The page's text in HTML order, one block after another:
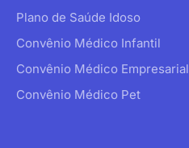
Plano de Saúde Idoso
Convênio Médico Infantil
Convênio Médico Empresarial
Convênio Médico Pet